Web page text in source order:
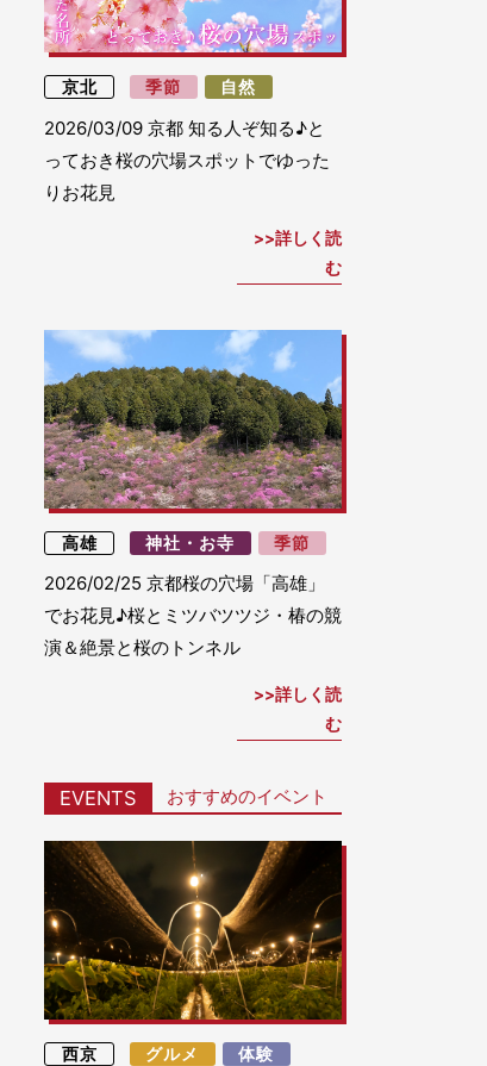
京北 季節 自然
2026/03/09 京都 知る人ぞ知る♪と
っておき桜の穴場スポットでゆった
りお花見
詳しく読
む
高雄 神社・お寺 季節
2026/02/25 京都桜の穴場「高雄」
でお花見♪桜とミツバツツジ・椿の競
演＆絶景と桜のトンネル
詳しく読
む
EVENTS おすすめのイベント
西京 グルメ 体験